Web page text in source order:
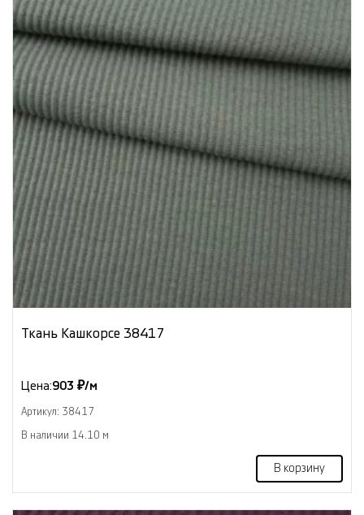
Ткань Кашкорсе 38417
Цена:903 ₽/м
Артикул: 38417
В наличии 14.10 м
В корзину